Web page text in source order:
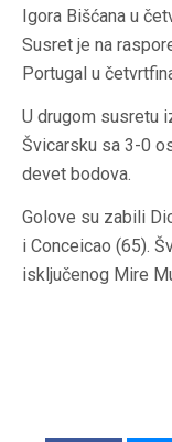
Igora Bišćana u
Susret je na
Portugal u
U drugom susretu
Švicarsku sa 3-0
devet bodova.
Golove su zabili
i Conceicao (65).
isključenog Mire